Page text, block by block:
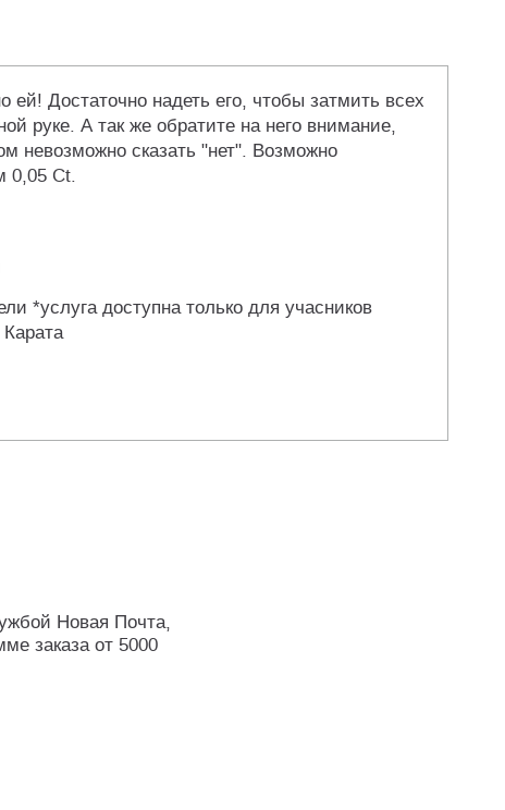
Достаточно надеть его, чтобы затмить всех
руке. А так же обратите на него внимание,
невозможно сказать "нет". Возможно
0,05 Ct.
*услуга доступна только для учасников
Новая Почта,
заказа от 5000